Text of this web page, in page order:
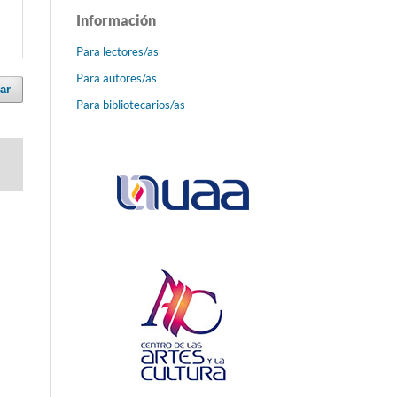
Información
Para lectores/as
Para autores/as
Para bibliotecarios/as